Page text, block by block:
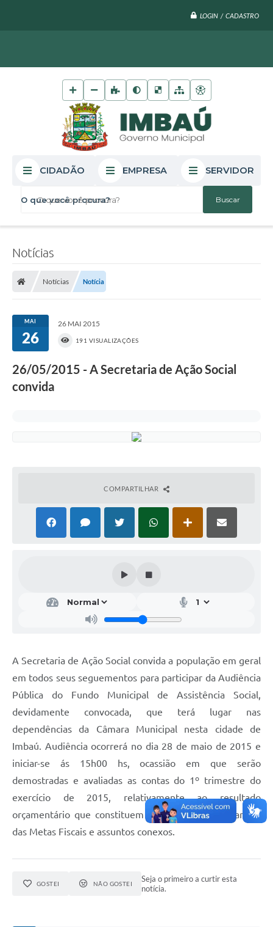
LOGIN / CADASTRO
O que você procura?
CIDADÃO EMPRESA SERVIDOR
Notícias
Notícias Notícia
MAI
26
26 MAI 2015
191 VISUALIZAÇÕES
26/05/2015 - A Secretaria de Ação Social
convida
COMPARTILHAR
A Secretaria de Ação Social convida a população em geral
em todos seus seguementos para participar da Audiência
Pública do Fundo Municipal de Assistência Social,
devidamente convocada, que terá lugar nas
dependências da Câmara Municipal nesta cidade de
Imbaú. Audiência ocorrerá no dia 28 de maio de 2015 e
iniciar-se ás 15h00 hs, ocassião em que serão
demostradas e avaliadas as contas do 1º trimestre do
exercício de 2015, relativamente ao resultado
orçamentário que constituem parte essencial do anexo
das Metas Fiscais e assuntos conexos.
GOSTEI NÃO GOSTEI
Seja o primeiro a curtir esta
notícia.